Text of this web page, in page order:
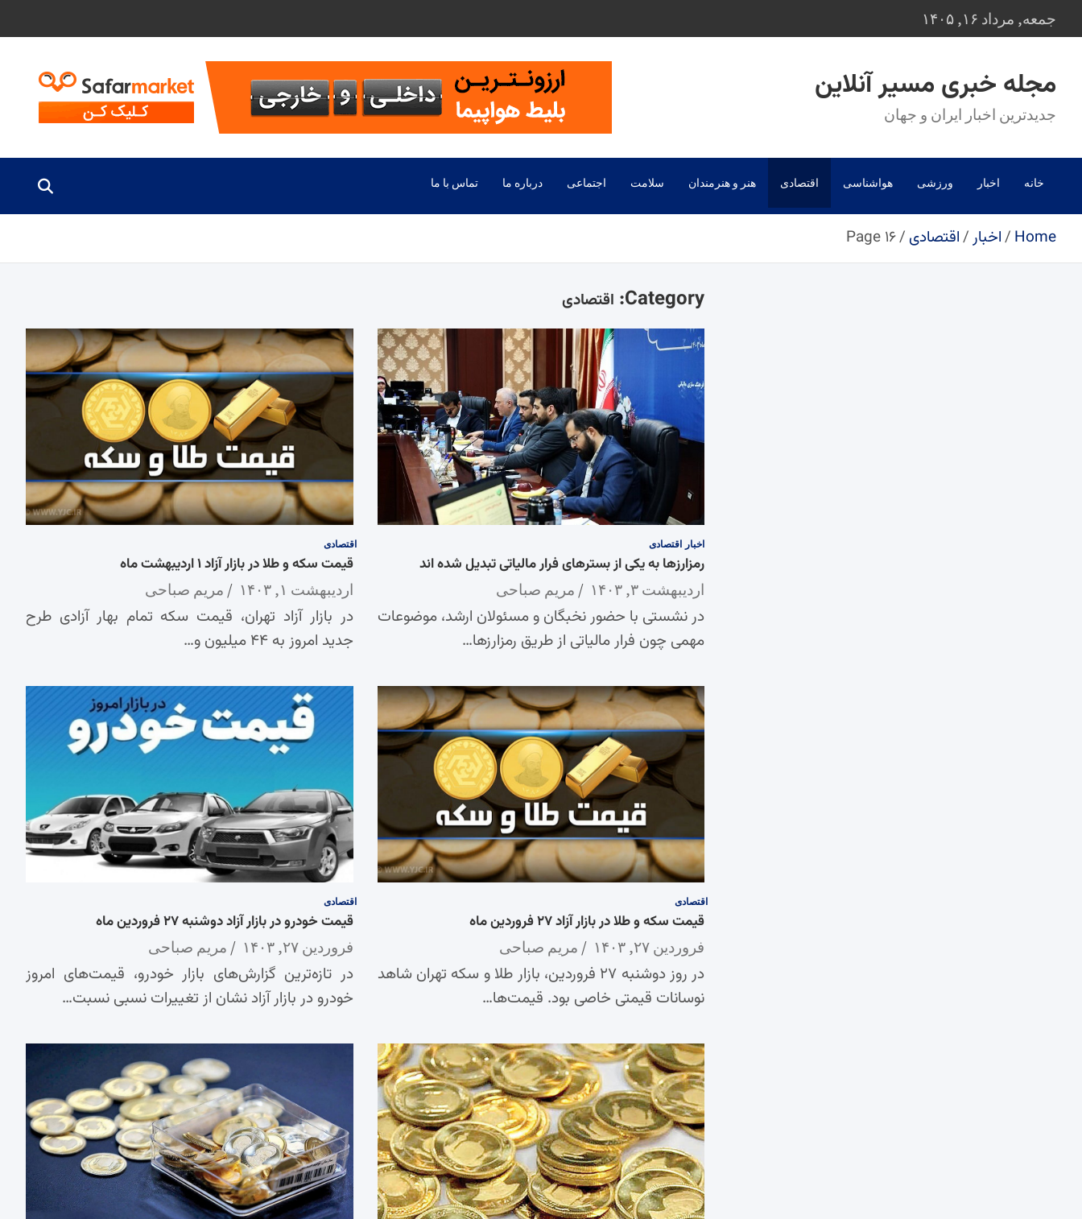
to
جمعه, مرداد ۱۶, ۱۴۰۵
مجله خبری مسیر آنلاین
جدیدترین اخبار ایران و جهان
خانه اخبار ورزشی هواشناسی اقتصادی هنر و هنرمندان سلامت اجتماعی درباره ما تماس با ما
Home اخبار اقتصادی Page ۱۶
Category: اقتصادی
اخبار اقتصادی
رمزارزها به یکی از بسترهای فرار مالیاتی تبدیل شده اند
اردیبهشت ۳, ۱۴۰۳ مریم صباحی
در نشستی با حضور نخبگان و مسئولان ارشد، موضوعات
مهمی چون فرار مالیاتی از طریق رمزارزها…
اقتصادی
قیمت سکه و طلا در بازار آزاد ۱ اردیبهشت ماه
اردیبهشت ۱, ۱۴۰۳ مریم صباحی
در بازار آزاد تهران، قیمت سکه تمام بهار آزادی طرح
جدید امروز به ۴۴ میلیون و…
اقتصادی
قیمت سکه و طلا در بازار آزاد ۲۷ فروردین ماه
فروردین ۲۷, ۱۴۰۳ مریم صباحی
در روز دوشنبه ۲۷ فروردین، بازار طلا و سکه تهران شاهد
نوسانات قیمتی خاصی بود. قیمت‌ها…
اقتصادی
قیمت خودرو در بازار آزاد دوشنبه ۲۷ فروردین ماه
فروردین ۲۷, ۱۴۰۳ مریم صباحی
در تازه‌ترین گزارش‌های بازار خودرو، قیمت‌های امروز
خودرو در بازار آزاد نشان از تغییرات نسبی نسبت…